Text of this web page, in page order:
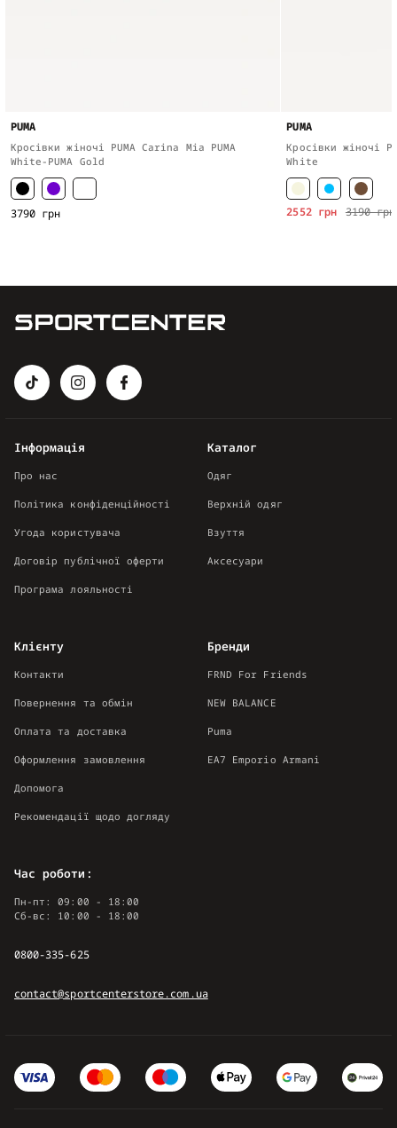
PUMA
Кросівки жіночі PUMA Carina Mia PUMA
White-PUMA Gold
3790 грн
PUMA
Кросівки жіночі
White
3190 грн
2552 грн
Каталог
Одяг
Верхній одяг
Взуття
Аксесуари
Інформація
Про нас
Політика конфіденційності
Угода користувача
Договір публічної оферти
Програма лояльності
Клієнту
Контакти
Повернення та обмін
Оплата та доставка
Оформлення замовлення
Допомога
Рекомендації щодо догляду
Бренди
FRND For Friends
NEW BALANCE
Puma
EA7 Emporio Armani
Час роботи:
Пн-пт: 09:00 - 18:00
Сб-вс: 10:00 - 18:00
0800-335-625
contact@sportcenterstore.com.ua